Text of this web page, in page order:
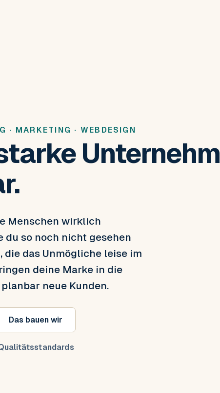
· MARKETING · WEBDESIGN
Menschen wirklich
du so noch nicht gesehen
das Unmögliche leise im
deine Marke in die
neue Kunden.
Das bauen wir